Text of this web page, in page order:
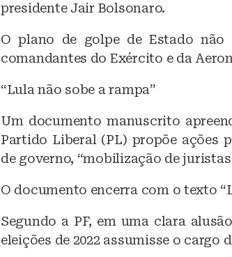
presidente Jair Bolsonaro.
O plano de golpe de Estado
comandantes do Exército e da
“Lula não sobe a rampa”
Um documento manuscrito
Partido Liberal (PL) propõe ações
de governo, “mobilização de
O documento encerra com o texto
Segundo a PF, em uma clara
eleições de 2022 assumisse o cargo